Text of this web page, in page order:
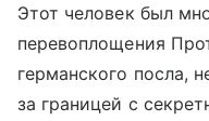
Этот человек был
перевоплощения
германского посла,
за границей с